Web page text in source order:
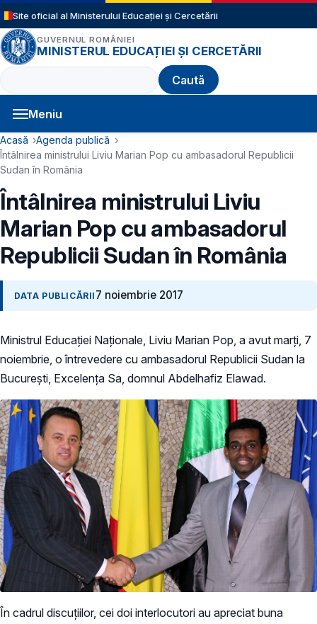
Sari la conținutul principal
Site oficial al Ministerului Educației și Cercetării
GUVERNUL ROMÂNIEI
MINISTERUL EDUCAȚIEI ȘI CERCETĂRII
Caută
Meniu
Navigație principală
Cale de navigare
Acasă
Agenda publică
Întâlnirea ministrului Liviu Marian Pop cu ambasadorul Republicii
Sudan în România
Întâlnirea ministrului Liviu
Marian Pop cu ambasadorul
Republicii Sudan în România
DATA PUBLICĂRII 7 noiembrie 2017
Ministrul Educației Naționale, Liviu Marian Pop, a avut marți, 7
noiembrie, o întrevedere cu ambasadorul Republicii Sudan la
București, Excelența Sa, domnul Abdelhafiz Elawad.
În cadrul discuțiilor, cei doi interlocutori au apreciat buna